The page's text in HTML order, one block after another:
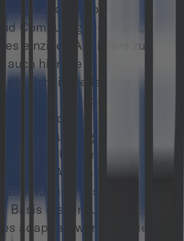
bekannt,
Computing die Angst, in
einzigen Anbieters zu
auch hier die
Schnittstellen des
zu anderen
werden.
für die Nutzung des Cloud
ist es für Unternehmen
eine Ist-Analyse der
und Systeme
Basis dieser zu planen,
adaptiert werden sollen.